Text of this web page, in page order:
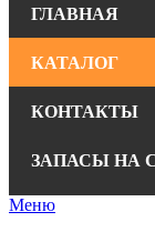
ГЛАВНАЯ
КАТАЛОГ
КОНТАКТЫ
ЗАПАСЫ НА
Меню